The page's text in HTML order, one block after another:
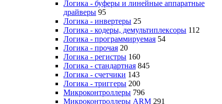
Логика - буферы и линейные аппаратные
драйверы 95
Логика - инвертеры 25
Логика - кодеры, демультиплексоры 112
Логика - программируемая 54
Логика - прочая 20
Логика - регистры 160
Логика - стандартная 845
Логика - счетчики 143
Логика - триггеры 200
Микроконтроллеры 796
Микроконтроллеры ARM 291